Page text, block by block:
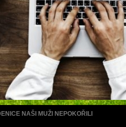
NAŠI MUŽI NEPOKOŘILI